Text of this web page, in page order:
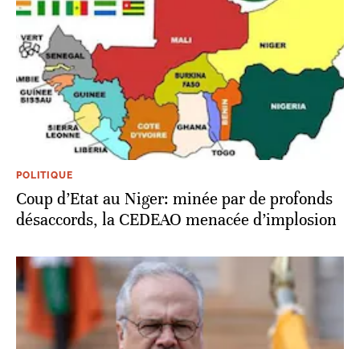
POLITIQUE
Coup d’Etat au Niger: minée par de profonds
désaccords, la CEDEAO menacée d’implosion